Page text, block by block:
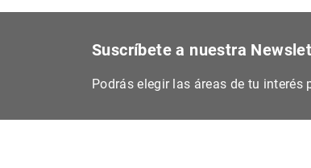
Suscríbete a nuestra
Podrás elegir las áreas de tu